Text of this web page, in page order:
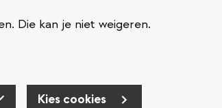
Die kan je niet weigeren.
Kies cookies